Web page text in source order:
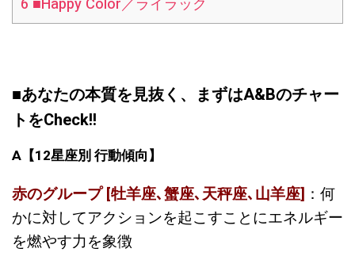
■あなたの本質を見抜く、まずはA&Bのチャー
トをCheck!!
A【12星座別行動傾向】
赤のグループ [牡羊座､蟹座､天秤座､山羊座] ：何
かに対してアクションを起こすことにエネルギー
を燃やす力を象徴